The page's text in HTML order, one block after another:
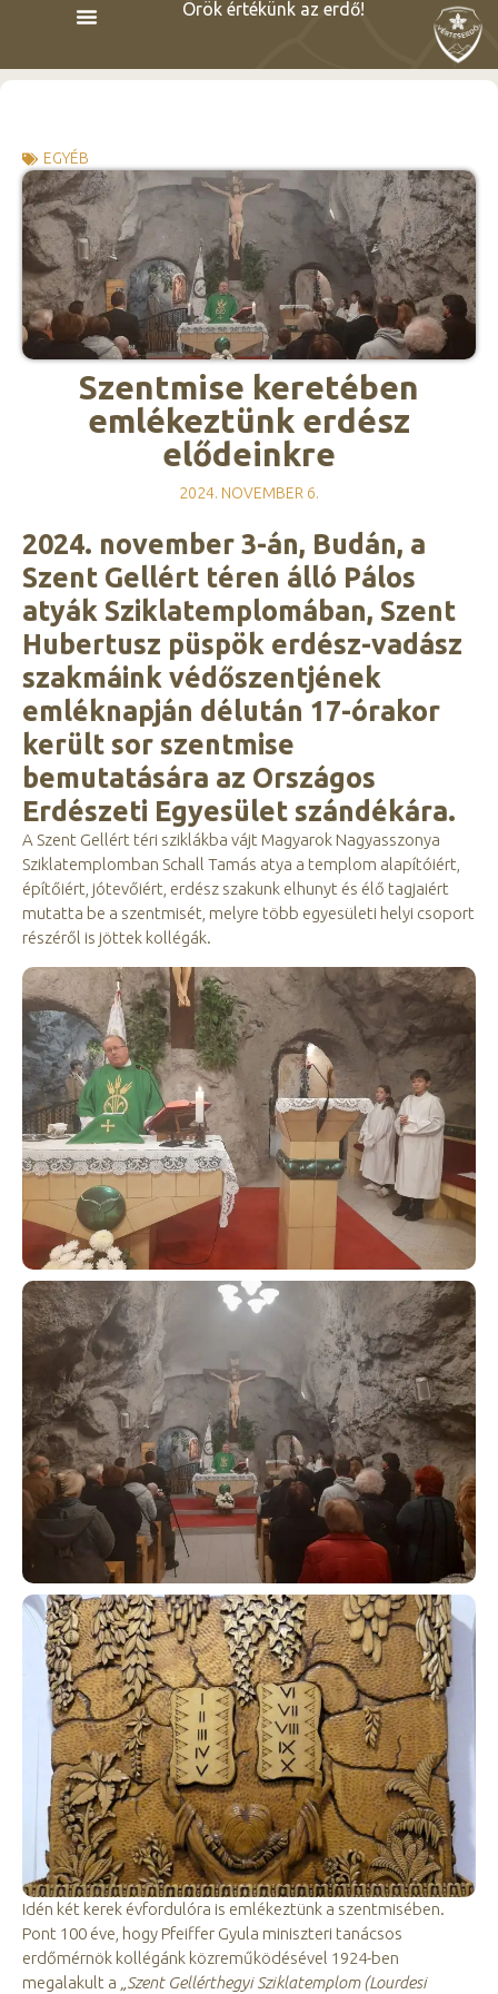
Örök értékünk az erdő!
EGYÉB
Szentmise keretében
emlékeztünk erdész
elődeinkre
2024. NOVEMBER 6.
2024. november 3-án, Budán, a
Szent Gellért téren álló Pálos
atyák Sziklatemplomában, Szent
Hubertusz püspök erdész-vadász
szakmáink védőszentjének
emléknapján délután 17-órakor
került sor szentmise
bemutatására az Országos
Erdészeti Egyesület szándékára.
A Szent Gellért téri sziklákba vájt Magyarok Nagyasszonya
Sziklatemplomban Schall Tamás atya a templom alapítóiért,
építőiért, jótevőiért, erdész szakunk elhunyt és élő tagjaiért
mutatta be a szentmisét, melyre több egyesületi helyi csoport
részéről is jöttek kollégák.
Idén két kerek évfordulóra is emlékeztünk a szentmisében.
Pont 100 éve, hogy Pfeiffer Gyula miniszteri tanácsos
erdőmérnök kollégánk közreműködésével 1924-ben
megalakult a
„Szent Gellérthegyi Sziklatemplom (Lourdesi